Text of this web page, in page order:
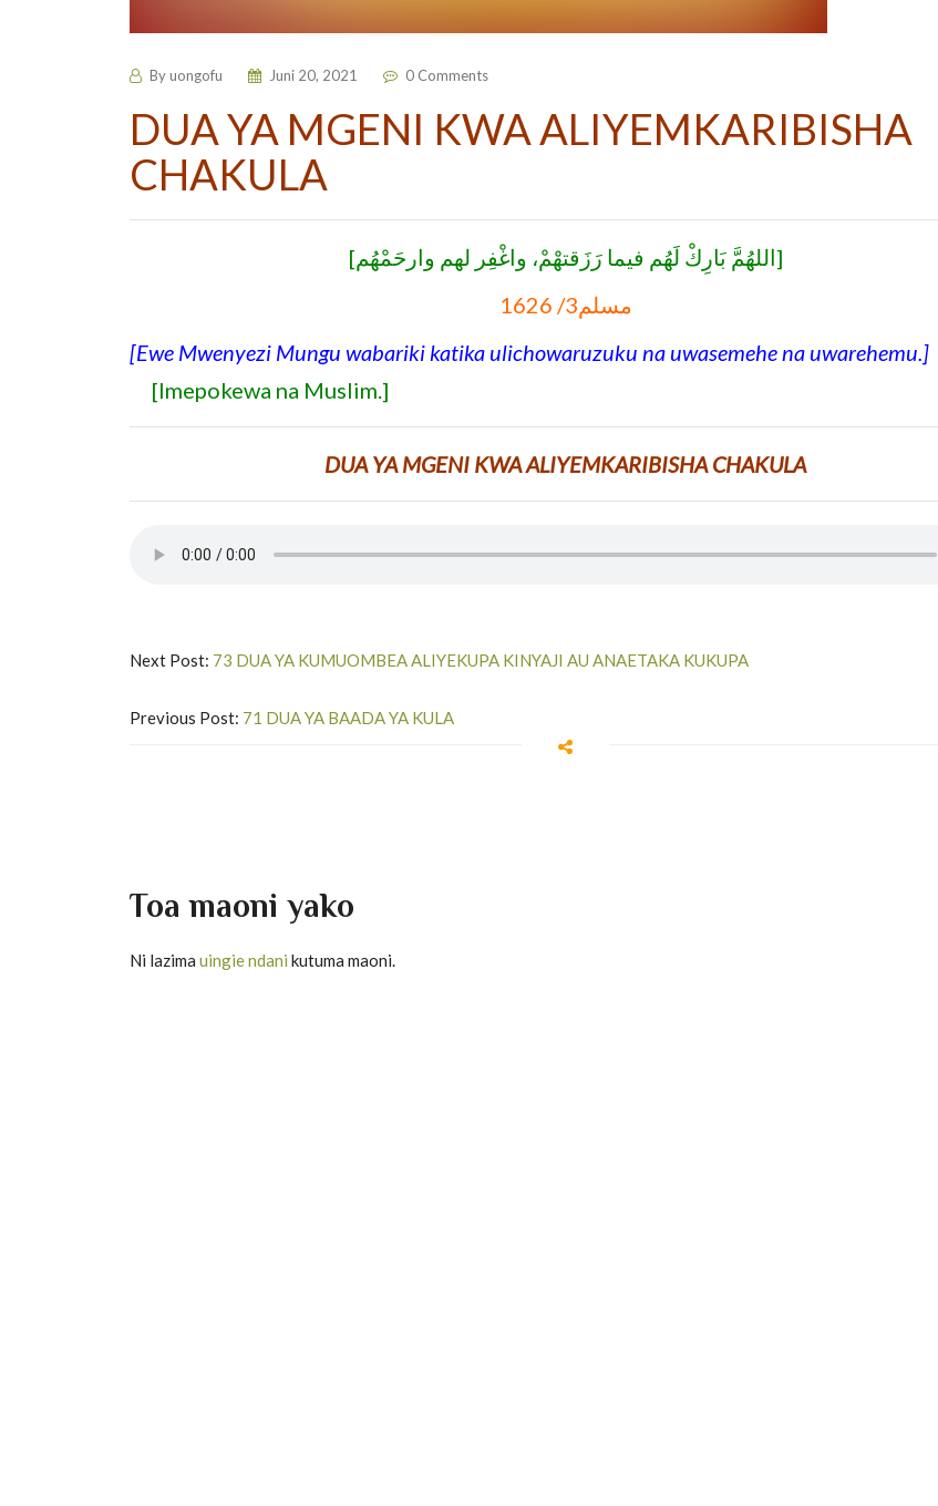
Byuongofu Juni 20, 2021 0 Comments
DUA YA MGENI KWA ALIYEMKARIBISHA
CHAKULA
[اللهُمَّ بَارِكْ لَهُم فيما رَزَقتهْمْ، واغْفِر لهم وارحَمْهُم]
مسلم3/ 1626
[Ewe Mwenyezi Mungu wabariki katika ulichowaruzuku na uwasemehe na uwarehemu.]
[Imepokewa na Muslim.]
DUA YA MGENI KWA ALIYEMKARIBISHA CHAKULA
Next Post: 73 DUA YA KUMUOMBEA ALIYEKUPA KINYAJI AU ANAETAKA KUKUPA
Previous Post: 71 DUA YA BAADA YA KULA
Toa maoni yako
Ni lazima uingie ndani kutuma maoni.